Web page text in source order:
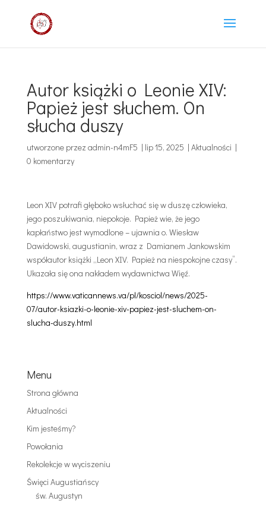
Autor książki o Leonie XIV:
Papież jest słuchem. On
słucha duszy
utworzone przez admin-n4mF5 | lip 15, 2025 | Aktualności |
0 komentarzy
Leon XIV potrafi głęboko wsłuchać się w duszę człowieka,
jego poszukiwania, niepokoje. Papież wie, że jego
kapłaństwo jest wymodlone – ujawnia o. Wiesław
Dawidowski, augustianin, wraz z Damianem Jankowskim
współautor książki „Leon XIV. Papież na niespokojne czasy”.
Ukazała się ona nakładem wydawnictwa Więź.
https://www.vaticannews.va/pl/kosciol/news/2025-
07/autor-ksiazki-o-leonie-xiv-papiez-jest-sluchem-on-
slucha-duszy.html
Menu
Strona główna
Aktualności
Kim jesteśmy?
Powołania
Rekolekcje w wyciszeniu
Święci Augustiańscy
św. Augustyn